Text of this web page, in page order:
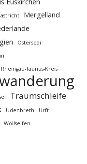
Mergelland
Osterspai
Rheingau-Taunus-Kreis
Traumschleife
Udenbreth
Urft
Wollseifen